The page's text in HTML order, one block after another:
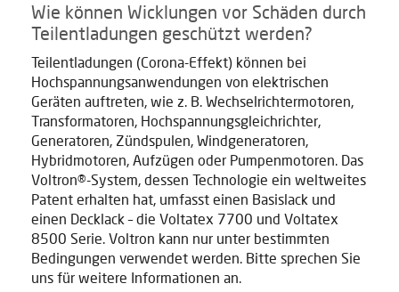
Wie können Wicklungen vor Schäden durch
Teilentladungen geschützt werden?
Teilentladungen (Corona-Effekt) können bei
Hochspannungsanwendungen von elektrischen
Geräten auftreten, wie z. B. Wechselrichtermotoren,
Transformatoren, Hochspannungsgleichrichter,
Generatoren, Zündspulen, Windgeneratoren,
Hybridmotoren, Aufzügen oder Pumpenmotoren. Das
Voltron®-System, dessen Technologie ein weltweites
Patent erhalten hat, umfasst einen Basislack und
einen Decklack – die Voltatex 7700 und Voltatex
8500 Serie. Voltron kann nur unter bestimmten
Bedingungen verwendet werden. Bitte sprechen Sie
uns für weitere Informationen an.